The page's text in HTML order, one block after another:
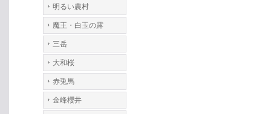
明るい農村
魔王・白玉の露
三岳
大和桜
赤兎馬
金峰櫻井